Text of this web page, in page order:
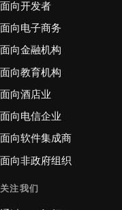
面向开发者
面向电子商务
面向金融机构
面向教育机构
面向酒店业
面向电信企业
面向软件集成商
面向非政府组织
关注我们